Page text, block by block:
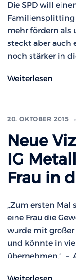
Die SPD will
Familiensplitting
mehr fördern als
steckt aber auch
noch stärker in
Weiterlesen
20. OKTOBER 2015
Neue
IG
Frau in
„Zum ersten Mal
eine Frau die
wurde mit großer
und könnte in
übernehmen.“ –